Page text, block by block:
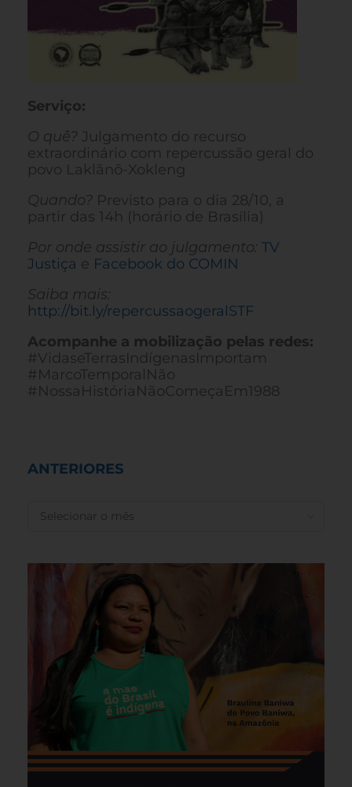
Serviço:
O quê? Julgamento do recurso
extraordinário com repercussão geral do
povo Laklãnõ-Xokleng
Quando? Previsto para o dia 28/10, a
partir das 14h (horário de Brasília)
Por onde assistir ao julgamento: TV
Justiça e Facebook do COMIN
Saiba mais:
http://bit.ly/repercussaogeralSTF
Acompanhe a mobilização pelas redes:
#VidaseTerrasIndígenasImportam
#MarcoTemporalNão
#NossaHistóriaNãoComeçaEm1988
ANTERIORES